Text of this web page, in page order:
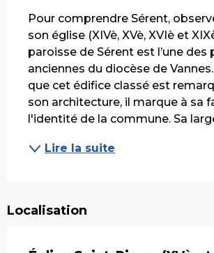
Pour comprendre Sérent,
son église (XIVè, XVè, XVIè et
paroisse de Sérent est l’une des
anciennes du diocèse de
que cet édifice classé est
son architecture, il marque à sa
l'identité de la commune. Sa
Lire la suite
Localisation